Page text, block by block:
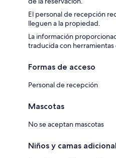
El personal de recepción
lleguen a la propiedad.
La información
traducida con
Formas de acceso
Personal de recepción
Mascotas
No se aceptan mascotas
Niños y camas